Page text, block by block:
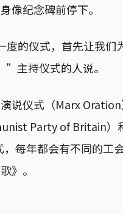
像纪念碑前停下。
的仪式，首先让我们
主持仪式的人说。
说仪式（Marx
Party of Britain）
每年都会有不同的工
》。